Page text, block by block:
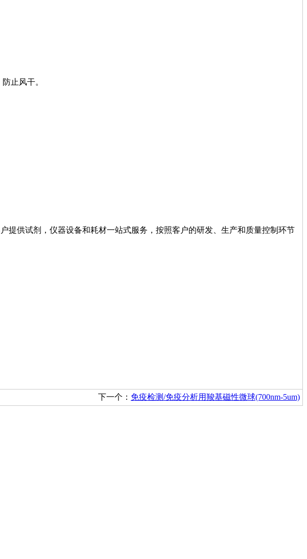
止风干。
提供试剂，仪器设备和耗材一站式服务，按照客户的研发、生产和质量控制环节
下一个： 免疫检测/免疫分析用羧基磁性微球(700nm-5um)